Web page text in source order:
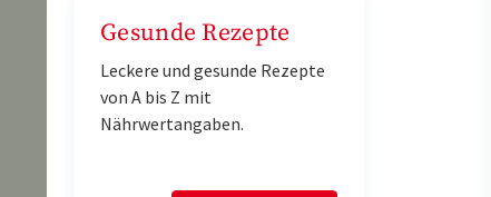
Gesunde Rezepte
Leckere und gesunde Rezepte
von A bis Z mit
Nährwertangaben.